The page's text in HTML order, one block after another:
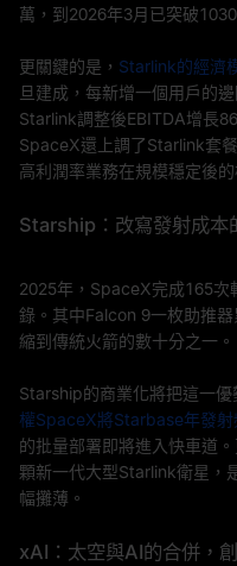
萬，到2026年3月已突破
更關鍵的是， Starlink的經濟
旦建成，每新增一個用戶的
Starlink調整後EBITDA增長
SpaceX還上調了Starlink套
高利潤率業務在規模穩定後的
Starship：改寫發射成本
2025年，SpaceX完成165次
錄。其中Falcon 9一枚助推
縮到傳統火箭的數十分之一。
Starship的商業化將把這一優
權SpaceX將Starbase年發
的批量部署即將進入快車道
顆新一代大型Starlink衛星，
幅攤薄。
xAI：太空與AI的合併，